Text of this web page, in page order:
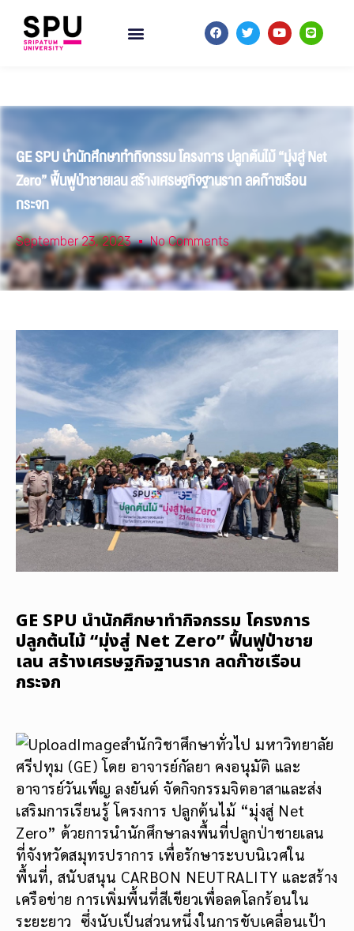
GE SPU นำนักศึกษาทำกิจกรรม โครงการ ปลูกต้นไม้ “มุ่งสู่ Net
Zero” ฟื้นฟูป่าชายเลน สร้างเศรษฐกิจฐานราก ลดก๊าซเรือน
กระจก
September 23, 2023 No Comments
GE SPU นำนักศึกษาทำกิจกรรม โครงการ
ปลูกต้นไม้ “มุ่งสู่ Net Zero” ฟื้นฟูป่าชาย
เลน สร้างเศรษฐกิจฐานราก ลดก๊าซเรือน
กระจก
สำนักวิชาศึกษาทั่วไป มหาวิทยาลัย
ศรีปทุม (GE) โดย อาจารย์กัลยา คงอนุมัติ และ
อาจารย์วันเพ็ญ ลงยันต์ จัดกิจกรรมจิตอาสาและส่ง
เสริมการเรียนรู้ โครงการ ปลูกต้นไม้ “มุ่งสู่ Net
Zero” ด้วยการนำนักศึกษาลงพื้นที่ปลูกป่าชายเลน
ที่จังหวัดสมุทรปราการ เพื่อรักษาระบบนิเวศใน
พื้นที่, สนับสนุน CARBON NEUTRALITY และสร้าง
เครือข่าย การเพิ่มพื้นที่สีเขียวเพื่อลดโลกร้อนใน
ระยะยาว ซึ่งนับเป็นส่วนหนึ่งในการขับเคลื่อนเป้า